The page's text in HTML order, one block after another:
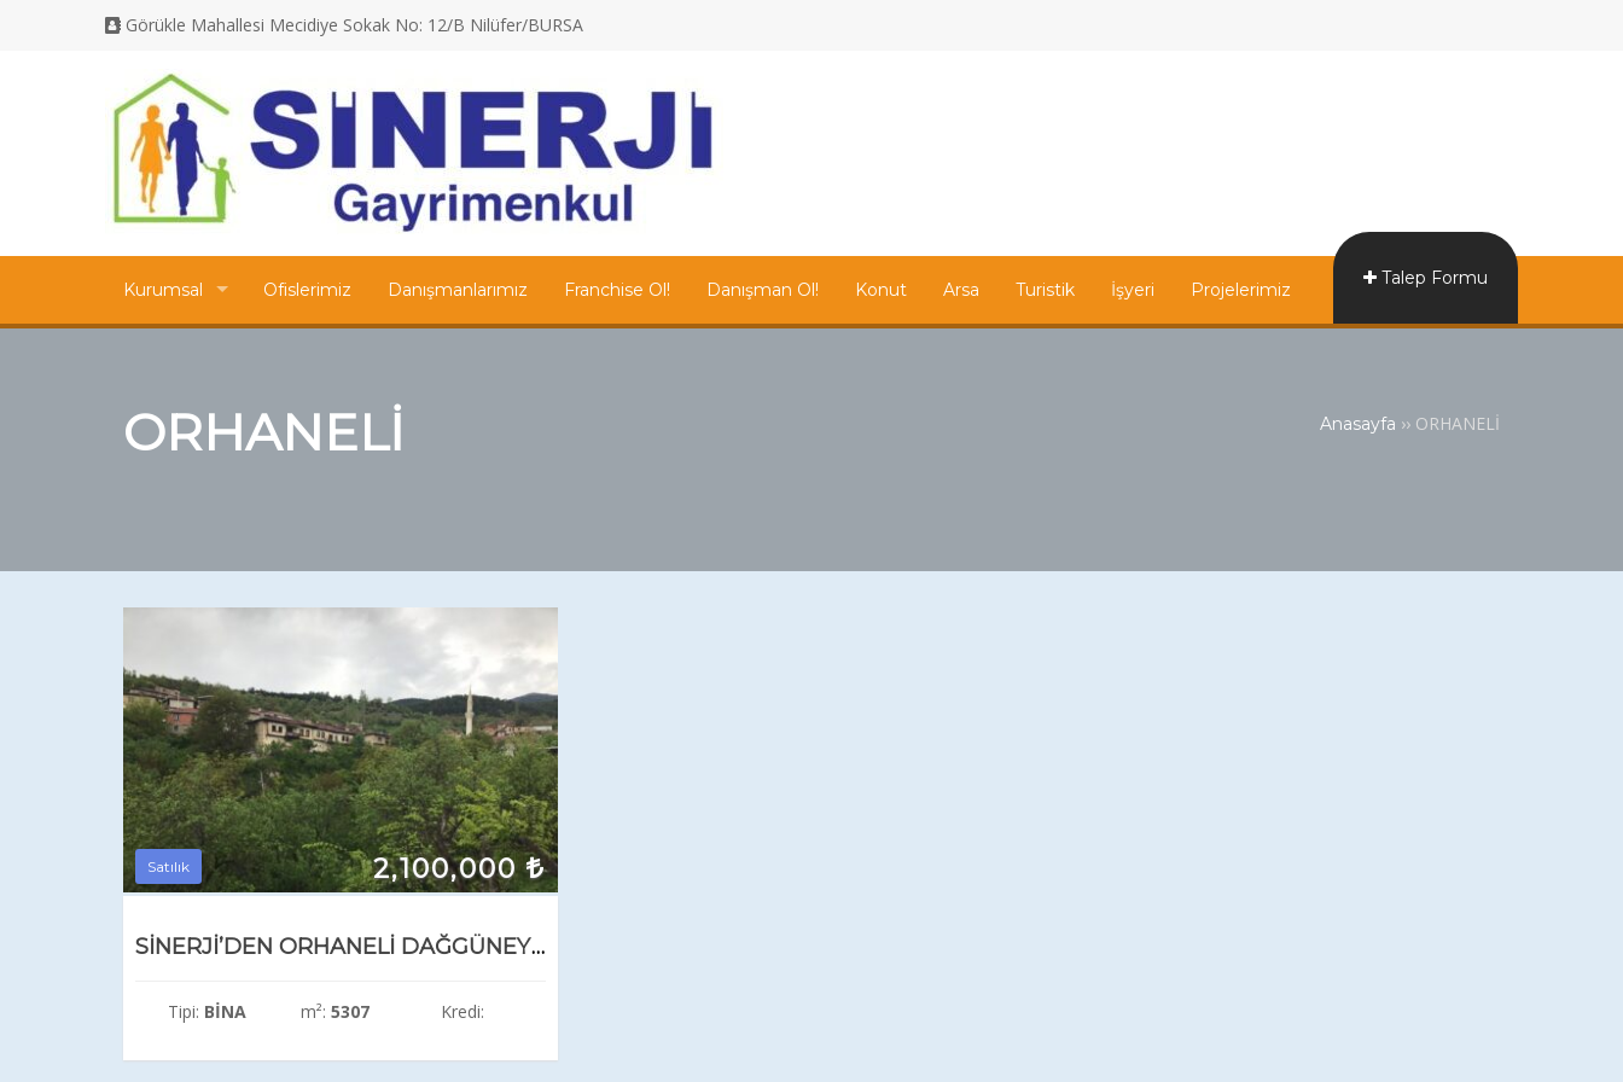
Görükle Mahallesi Mecidiye Sokak No: 12/B Nilüfer/BURSA
Kurumsal Ofislerimiz Danışmanlarımız Franchise Ol! Danışman Ol! Konut Arsa Turistik İşyeri Projelerimiz
Talep Formu
ORHANELİ Anasayfa ›› ORHANELİ
2,100,000
Satılık
SİNERJİ’DEN ORHANELİ DAĞGÜNEY’DE BAKIMLI SATILIK CEVİZ BAHÇESİ
Tipi: BINA m²: 5307 Kredi: